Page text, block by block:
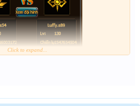
Click to expand...